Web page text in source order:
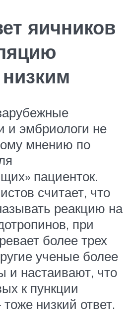
яичников
и эмбриологи не
мнению по
пациенток.
считает, что
реакцию на
при
более трех
ученые более
и настаивают, что
к пункции
низкий ответ.